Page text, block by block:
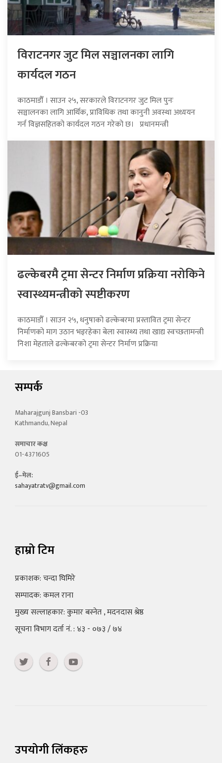
विराटनगर जुट मिल सञ्चालनका लागि
कार्यदल गठन
काठमाडौँ । साउन २५, सरकारले विराटनगर जुट मिल पुनः
सञ्चालनका लागि आर्थिक, प्राविधिक तथा कानुनी अवस्था अध्ययन
गर्न विज्ञसहितको कार्यदल गठन गरेको छ। प्रधानमन्त्री
ढल्केबरमै ट्रमा सेन्टर निर्माण प्रक्रिया नरोकिने
स्वास्थ्यमन्त्रीको स्पष्टीकरण
काठमाडौँ । साउन २५, धनुषाको ढल्केबरमा प्रस्तावित ट्रमा सेन्टर
निर्माणको माग उठान भइरहेका बेला स्वास्थ्य तथा खाद्य स्वच्छतामन्त्री
निशा मेहताले ढल्केबरको ट्रमा सेन्टर निर्माण प्रक्रिया
सम्पर्क
Maharajgunj Bansbari -03
Kathmandu, Nepal
समाचार कक्ष
01-4371605
ई–मेल:
sahayatratv@gmail.com
हाम्रो टिम
प्रकाशक: चन्दा घिमिरे
सम्पादक: कमल राना
मुख्य सल्लाहकार: कुमार बस्नेत , मदनदास श्रेष्ठ
सूचना विभाग दर्ता नं. : ४३ - ०७३ / ७४
उपयोगी लिंकहरु